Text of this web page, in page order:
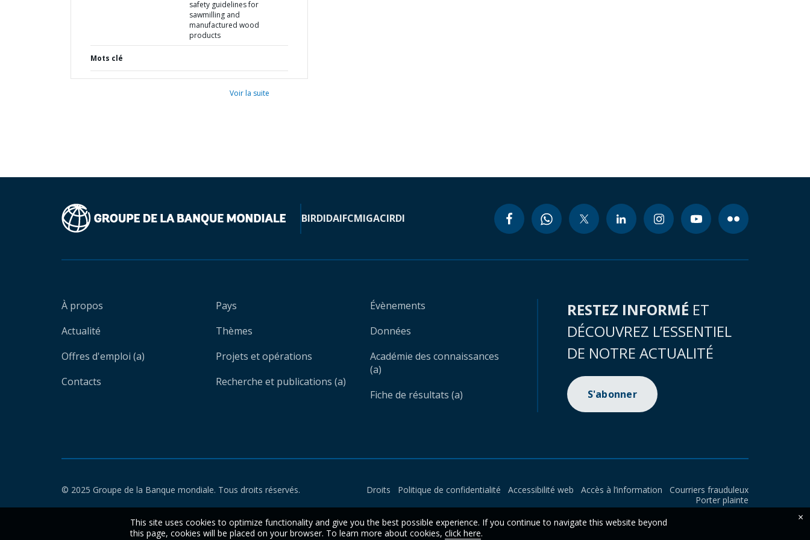
safety guidelines for
sawmilling and
manufactured wood
products
Mots clé
Voir la suite
BIRDIDAIFCMIGACIRDI
À propos
Actualité
Offres d'emploi (a)
Contacts
Pays
Thèmes
Projets et opérations
Recherche et publications (a)
Évènements
Données
Académie des connaissances
(a)
Fiche de résultats (a)
RESTEZ INFORMÉ ET
DÉCOUVREZ L’ESSENTIEL
DE NOTRE ACTUALITÉ
S'abonner
© 2025 Groupe de la Banque mondiale. Tous droits réservés. Droits Politique de confidentialité Accessibilité web Accès à l’information
Courriers frauduleux
Porter plainte
This site uses cookies to optimize functionality and give you the best possible experience. If you continue to navigate this website beyond
this page, cookies will be placed on your browser. To learn more about cookies, click here.
×